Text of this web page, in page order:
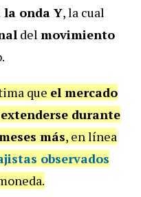
la onda Y, la cual
del movimiento
que el mercado
durante
más, en línea
observados